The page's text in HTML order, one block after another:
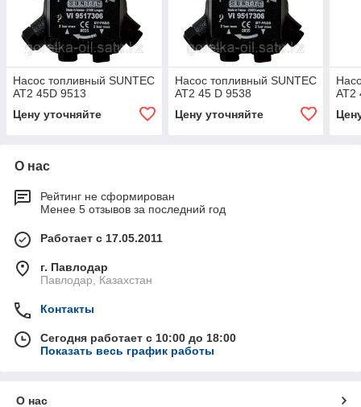
Насос топливный SUNTEC
AT2 45D 9513
Цену уточняйте
Насос топливный SUNTEC
AT2 45 D 9538
Цену уточняйте
AT2
О нас
Рейтинг не сформирован
Менее 5 отзывов за последний год
Работает с 17.05.2011
г. Павлодар
Павлодар, Казахстан
Контакты
Сегодня работает с 10:00 до 18:00
Показать весь график работы
О нас